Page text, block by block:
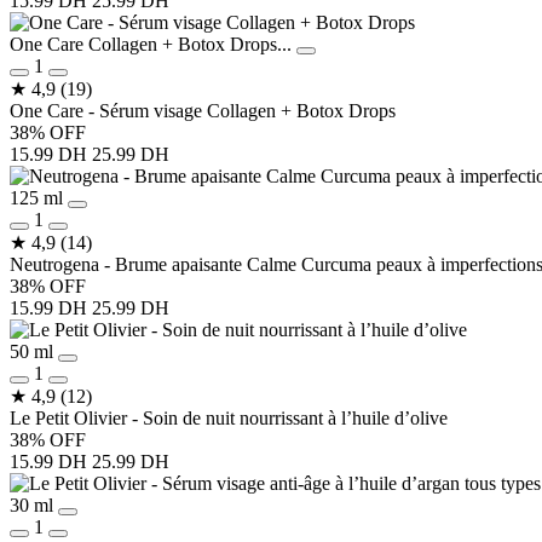
One Care Collagen + Botox Drops...
1
★ 4,9 (19)
One Care - Sérum visage Collagen + Botox Drops
38% OFF
15.99 DH 25.99 DH
125 ml
1
★ 4,9 (14)
Neutrogena - Brume apaisante Calme Curcuma peaux à imperfections
38% OFF
15.99 DH 25.99 DH
50 ml
1
★ 4,9 (12)
Le Petit Olivier - Soin de nuit nourrissant à l’huile d’olive
38% OFF
15.99 DH 25.99 DH
30 ml
1